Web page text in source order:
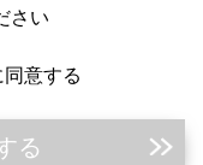
さい
意する